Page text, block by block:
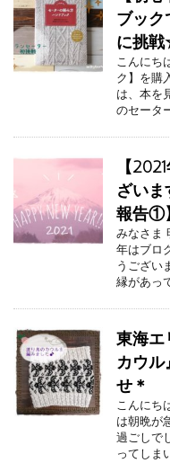
ブック
に挑戦
こんにち
ク】を購
は、本を
のセータ
【
ざいま
報告①
みなさま
年はブロ
うござい
縁があっ
東海エ
カウル
せ＊
こんにち
は朝晩が
過ごしで
ってしま